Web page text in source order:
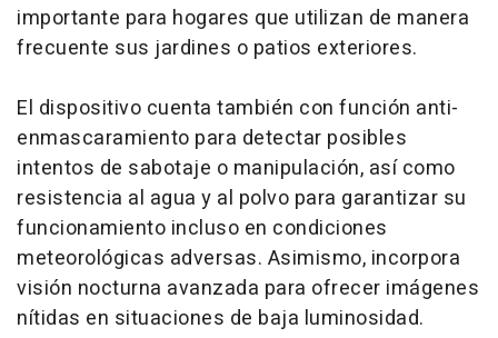
importante para hogares que utilizan de manera
frecuente sus jardines o patios exteriores.
El dispositivo cuenta también con función anti-
enmascaramiento para detectar posibles
intentos de sabotaje o manipulación, así como
resistencia al agua y al polvo para garantizar su
funcionamiento incluso en condiciones
meteorológicas adversas. Asimismo, incorpora
visión nocturna avanzada para ofrecer imágenes
nítidas en situaciones de baja luminosidad.